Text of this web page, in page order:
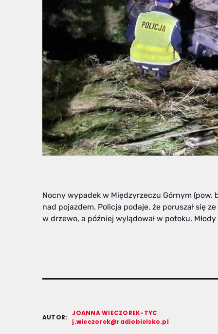
Nocny wypadek w Międzyrzeczu Górnym
nad pojazdem. Policja podaje, że poruszał się
w drzewo, a później wylądował w potoku.
AUTOR:
JOANNA WIECZOREK-TYC
j.wieczorek@radiobielsko.pl